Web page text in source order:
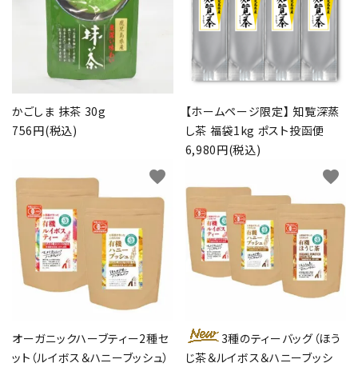
かごしま 抹茶 30g
756円(税込)
【ホームページ限定】 知覧深蒸
し茶 福袋1kg ポスト投函便
6,980円(税込)
オーガニックハーブティー2種セ
ット（ルイボス＆ハニーブッシュ）
favorite
3種のティーバッグ（ほう
じ茶＆ルイボス＆ハニーブッシ
favorite